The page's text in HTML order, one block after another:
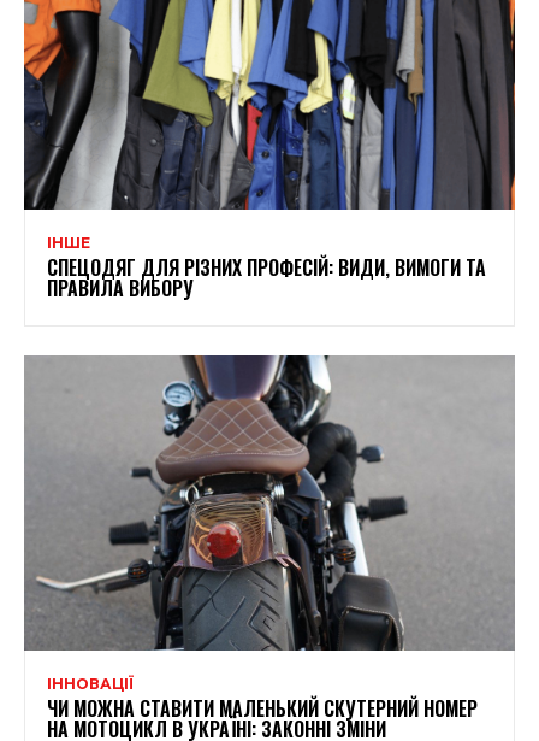
ІНШЕ
СПЕЦОДЯГ ДЛЯ РІЗНИХ ПРОФЕСІЙ: ВИДИ, ВИМОГИ ТА
ПРАВИЛА ВИБОРУ
ІННОВАЦІЇ
ЧИ МОЖНА СТАВИТИ МАЛЕНЬКИЙ СКУТЕРНИЙ НОМЕР
НА МОТОЦИКЛ В УКРАЇНІ: ЗАКОННІ ЗМІНИ